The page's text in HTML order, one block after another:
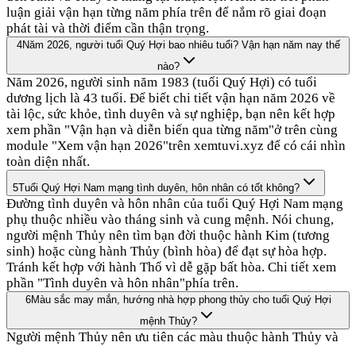
luận giải vận hạn từng năm phía trên để nắm rõ giai đoạn
phát tài và thời điểm cần thận trọng.
4Năm 2026, người tuổi Quý Hợi bao nhiêu tuổi? Vận hạn năm nay thế
nào?
Năm 2026, người sinh năm 1983 (tuổi Quý Hợi) có tuổi
dương lịch là 43 tuổi. Để biết chi tiết vận hạn năm 2026 về
tài lộc, sức khỏe, tình duyên và sự nghiệp, bạn nên kết hợp
xem phần "Vận hạn và diễn biến qua từng năm"ở trên cùng
module "Xem vận hạn 2026"trên xemtuvi.xyz để có cái nhìn
toàn diện nhất.
5Tuổi Quý Hợi Nam mạng tình duyên, hôn nhân có tốt không?
Đường tình duyên và hôn nhân của tuổi Quý Hợi Nam mạng
phụ thuộc nhiều vào tháng sinh và cung mệnh. Nói chung,
người mệnh Thủy nên tìm bạn đời thuộc hành Kim (tương
sinh) hoặc cùng hành Thủy (bình hòa) để đạt sự hòa hợp.
Tránh kết hợp với hành Thổ vì dễ gặp bất hòa. Chi tiết xem
phần "Tình duyên và hôn nhân"phía trên.
6Màu sắc may mắn, hướng nhà hợp phong thủy cho tuổi Quý Hợi
mệnh Thủy?
Người mệnh Thủy nên ưu tiên các màu thuộc hành Thủy và